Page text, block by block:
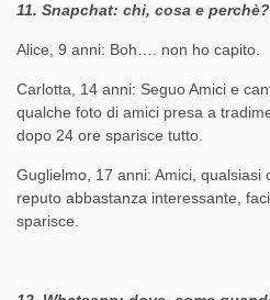
11. Snapchat: chi, cosa e perchè?
Alice, 9 anni: Boh…. non ho capito.
Carlotta, 14 anni: Seguo Amici e
qualche foto di amici presa a
dopo 24 ore sparisce tutto.
Guglielmo, 17 anni: Amici, qualsiasi
reputo abbastanza interessante,
sparisce.